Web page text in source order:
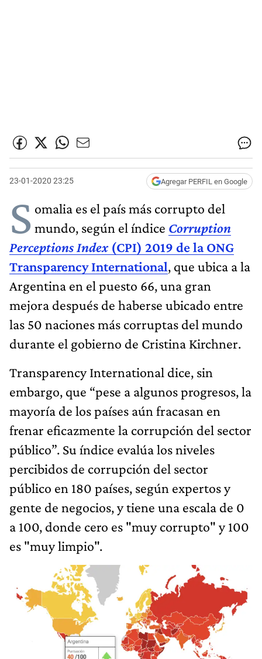
23-01-2020 23:25 Agregar PERFIL en Google
S omalia es el país más corrupto del
mundo, según el índice Corruption
Perceptions Index(CPI) 2019 de la ONG
Transparency International, que ubica a la
Argentina en el puesto 66, una gran
mejora después de haberse ubicado entre
las 50 naciones más corruptas del mundo
durante el gobierno de Cristina Kirchner.
Transparency International dice, sin
embargo, que “pese a algunos progresos, la
mayoría de los países aún fracasan en
frenar eficazmente la corrupción del sector
público”. Su índice evalúa los niveles
percibidos de corrupción del sector
público en 180 países, según expertos y
gente de negocios, y tiene una escala de 0
a 100, donde cero es "muy corrupto" y 100
es "muy limpio".